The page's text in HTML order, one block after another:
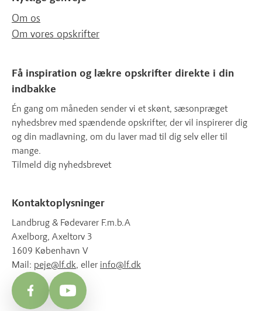
Om os
Om vores opskrifter
Få inspiration og lækre opskrifter direkte i din
indbakke
Én gang om måneden sender vi et skønt, sæsonpræget
nyhedsbrev med spændende opskrifter, der vil inspirerer dig
og din madlavning, om du laver mad til dig selv eller til
mange.
Tilmeld dig nyhedsbrevet
Kontaktoplysninger
Landbrug & Fødevarer F.m.b.A
Axelborg, Axeltorv 3
1609 København V
Mail: peje@lf.dk, eller info@lf.dk
FacebookYouTube